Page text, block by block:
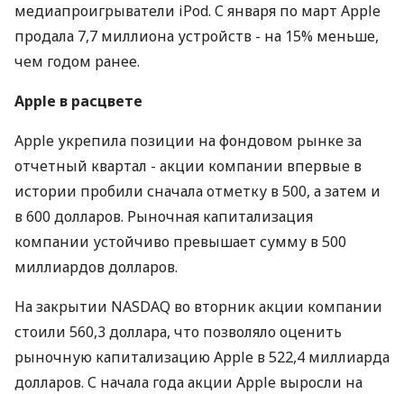
медиапроигрыватели iPod. С января по март Apple
продала 7,7 миллиона устройств - на 15% меньше,
чем годом ранее.
Apple в расцвете
Apple укрепила позиции на фондовом рынке за
отчетный квартал - акции компании впервые в
истории пробили сначала отметку в 500, а затем и
в 600 долларов. Рыночная капитализация
компании устойчиво превышает сумму в 500
миллиардов долларов.
На закрытии NASDAQ во вторник акции компании
стоили 560,3 доллара, что позволяло оценить
рыночную капитализацию Apple в 522,4 миллиарда
долларов. С начала года акции Apple выросли на